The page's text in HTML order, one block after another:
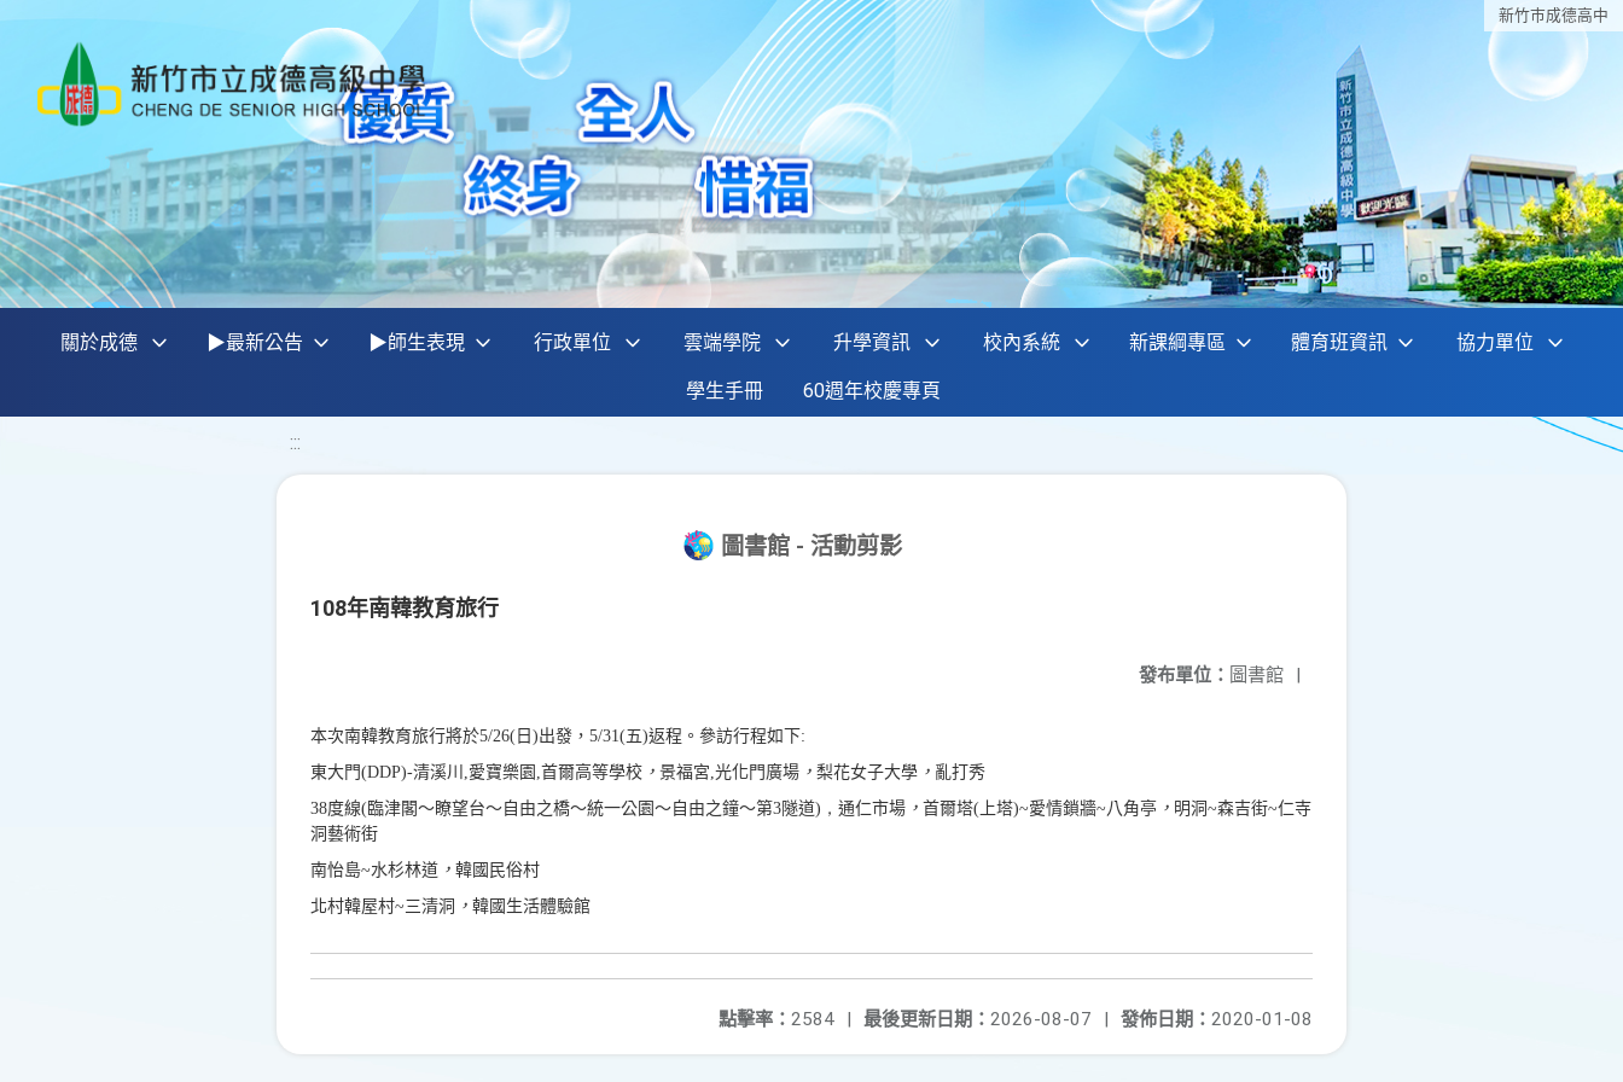
新竹巿成德高中
關於成德 ▶最新公告 ▶師生表現 行政單位 雲端學院 升學資訊 校內系統 新課綱專區 體育班資訊 協力單位
學生手冊 60週年校慶專頁
:::
圖書館 - 活動剪影
108年南韓教育旅行
發布單位： 圖書館 |
本次南韓教育旅行將於5/26(日)出發，5/31(五)返程。參訪行程如下:
東大門(DDP)-清溪川,愛寶樂園,首爾高等學校 ， 景福宮,光化門廣場 ， 梨花女子大學 ， 亂打秀
38度線(臨津閣～瞭望台～自由之橋～統一公園～自由之鐘～第3隧道) ， 通仁市場 ， 首爾塔(上塔)~愛情鎖牆~八角亭 ， 明洞~森吉街~仁寺
洞藝術街
南怡島~水杉林道 ， 韓國民俗村
北村韓屋村~三清洞 ， 韓國生活體驗館
發佈日期： 2020-01-08
最後更新日期： 2026-08-07 |
點擊率： 2584 |